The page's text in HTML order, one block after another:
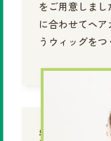
をご用意しまし
に合わせてヘア
うウィッグをつ
安心・安